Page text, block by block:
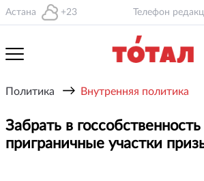
Астана +23 Телефон
Политика → Внутренняя политика
Забрать в госсобственность
приграничные участки